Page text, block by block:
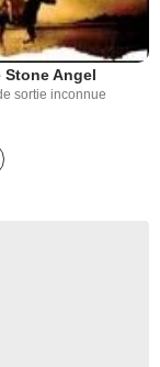
Stone Angel
sortie inconnue